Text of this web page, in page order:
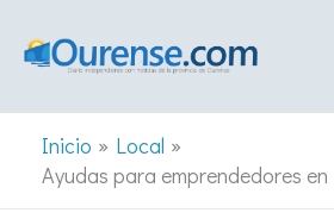
Inicio
Local
Ayudas para emprendedores